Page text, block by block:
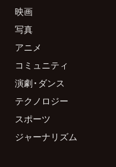
映画
写真
アニメ
コミュニティ
演劇・ダンス
テクノロジー
スポーツ
ジャーナリズム